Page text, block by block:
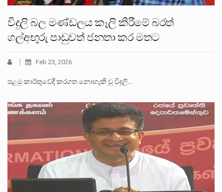
විදුලි බල මණ්ඩලය කෑලි කිරීමේ බරත්
ගල්අඟුරු පාඩුවත් ජනතා කර මතට
Feb 23, 2026
පළමු කාර්තුවේදී කරගත නොහැකි වූ විදුලි…